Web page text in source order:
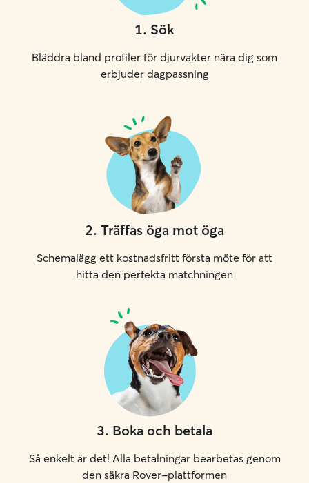
1. Sök
Bläddra bland profiler för djurvakter nära dig som
erbjuder dagpassning
2. Träffas öga mot öga
Schemalägg ett kostnadsfritt första möte för att
hitta den perfekta matchningen
3. Boka och betala
Så enkelt är det! Alla betalningar bearbetas genom
den säkra Rover-plattformen